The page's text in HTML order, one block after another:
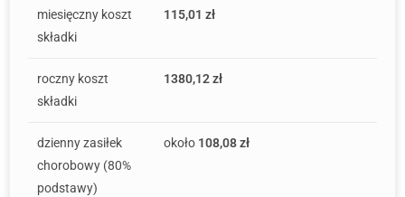
miesięczny koszt
składki
115,01 zł
roczny koszt
składki
1380,12 zł
dzienny zasiłek
chorobowy (80%
podstawy)
około 108,08 zł